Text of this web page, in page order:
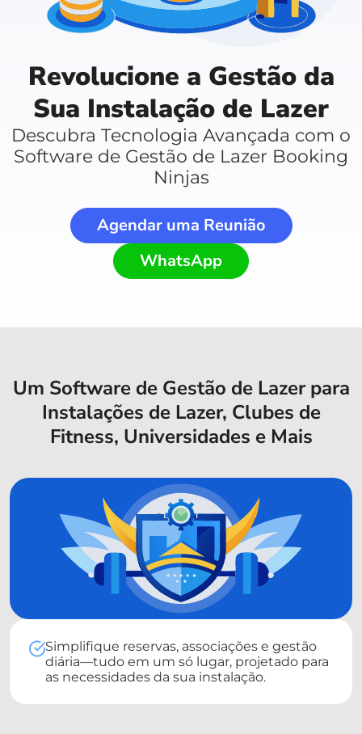
Revolucione a Gestão da
Sua Instalação de Lazer
Descubra Tecnologia Avançada com o
Software de Gestão de Lazer Booking
Ninjas
Agendar uma Reunião
WhatsApp
Um Software de Gestão de Lazer para
Instalações de Lazer, Clubes de
Fitness, Universidades e Mais
Simplifique reservas, associações e gestão
diária—tudo em um só lugar, projetado para
as necessidades da sua instalação.